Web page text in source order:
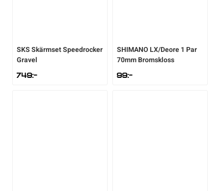
SKSSkärmset Speedrocker
Gravel
749:-
SHIMANO LX/Deore 1 Par
70mm Bromskloss
99:-